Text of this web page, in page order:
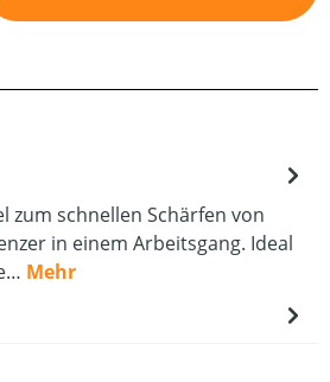
zum schnellen Schärfen von
in einem Arbeitsgang. Ideal
Mehr